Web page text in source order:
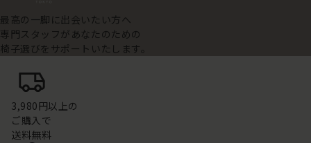
最高の一脚に出会いたい方へ
専門スタッフがあなたのための
椅子選びをサポートいたします。
3,980円以上の
ご購入で
送料無料